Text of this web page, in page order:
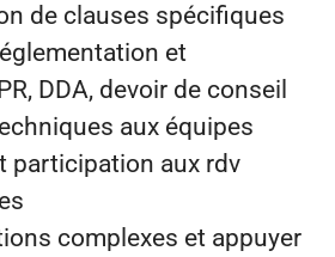
de clauses spécifiques
et
DDA, devoir de conseil
aux équipes
participation aux rdv
complexes et appuyer